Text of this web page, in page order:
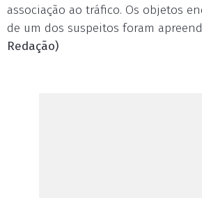
associação ao tráfico. Os objetos
de um dos suspeitos foram
Redação)